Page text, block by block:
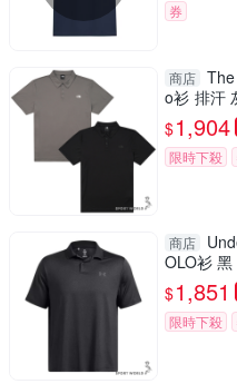
券
商店
o衫 排汗
$1,904
限時下殺
商店
OLO衫
$1,851
限時下殺